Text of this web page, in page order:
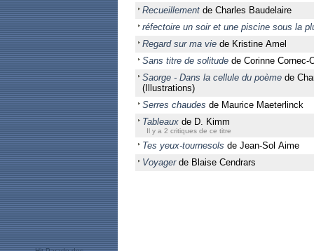
Recueillement de Charles Baudelaire
réfectoire un soir et une piscine sous la
Regard sur ma vie de Kristine Amel
Sans titre de solitude de Corinne Cornec-
Saorge - Dans la cellule du poème de
(Illustrations)
Serres chaudes de Maurice Maeterlinck
Tableaux de D. Kimm
Il y a 2 critiques de ce titre
Tes yeux-tournesols de Jean-Sol Aime
Voyagerde Blaise Cendrars